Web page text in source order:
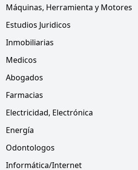
Máquinas, Herramienta y Motores
Estudios Juridicos
Inmobiliarias
Medicos
Abogados
Farmacias
Electricidad, Electrónica
Energía
Odontologos
Informática/Internet